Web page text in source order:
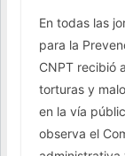
En todas las
para la
CNPT recibió
torturas y
en la vía
observa el